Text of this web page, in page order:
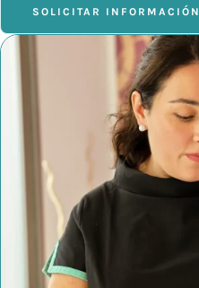
SOLICITAR INFORMACIÓN